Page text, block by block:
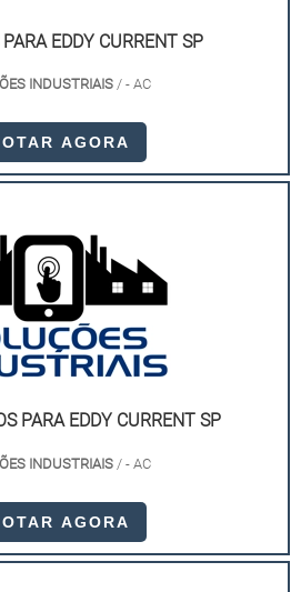
EDDY CURRENT SP
INDUSTRIAIS / - AC
AGORA
PARA EDDY CURRENT SP
INDUSTRIAIS / - AC
AGORA